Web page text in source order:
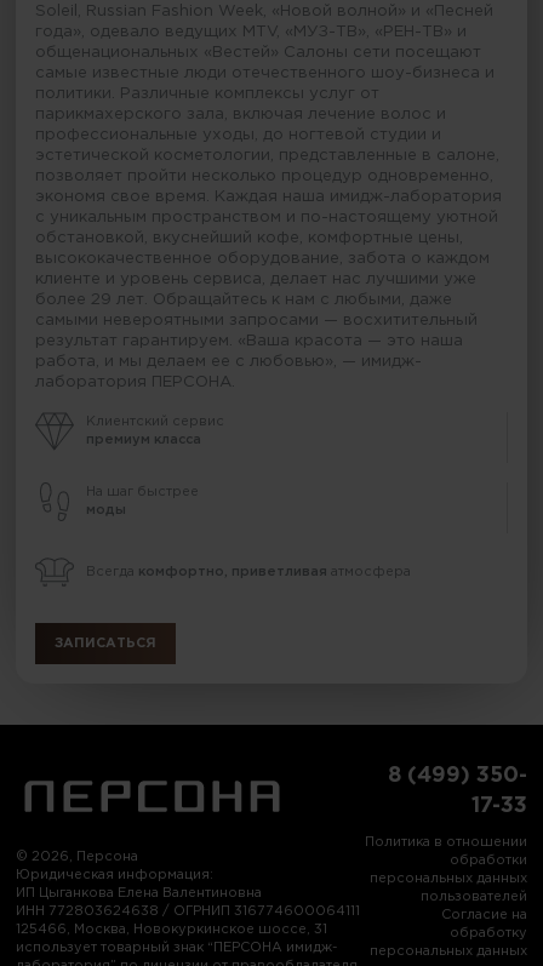
Soleil, Russian Fashion Week, «Новой волной» и «Песней
года», одевало ведущих MTV, «МУЗ-ТВ», «РЕН-ТВ» и
общенациональных «Вестей» Салоны сети посещают
самые известные люди отечественного шоу-бизнеса и
политики. Различные комплексы услуг от
парикмахерского зала, включая лечение волос и
профессиональные уходы, до ногтевой студии и
эстетической косметологии, представленные в салоне,
позволяет пройти несколько процедур одновременно,
экономя свое время. Каждая наша имидж-лаборатория
с уникальным пространством и по-настоящему уютной
обстановкой, вкуснейший кофе, комфортные цены,
высококачественное оборудование, забота о каждом
клиенте и уровень сервиса, делает нас лучшими уже
более 29 лет. Обращайтесь к нам с любыми, даже
самыми невероятными запросами — восхитительный
результат гарантируем. «Ваша красота — это наша
работа, и мы делаем ее с любовью», — имидж-
лаборатория ПЕРСОНА.
Клиентский сервис
премиум класса
На шаг быстрее
моды
Всегда комфортно, приветливая атмосфера
ЗАПИСАТЬСЯ
© 2026, Персона
Юридическая информация:
ИП Цыганкова Елена Валентиновна
ИНН 772803624638 / ОГРНИП 316774600064111
125466, Москва, Новокуркинское шоссе, 31
использует товарный знак “ПЕРСОНА имидж-
8 (499) 350-
17-33
Политика в отношении
обработки
персональных данных
пользователей
Согласие на
обработку
персональных данных